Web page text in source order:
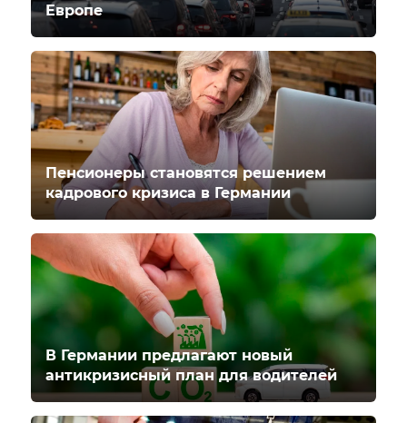
Европе
Пенсионеры становятся решением
кадрового кризиса в Германии
В Германии предлагают новый
антикризисный план для водителей